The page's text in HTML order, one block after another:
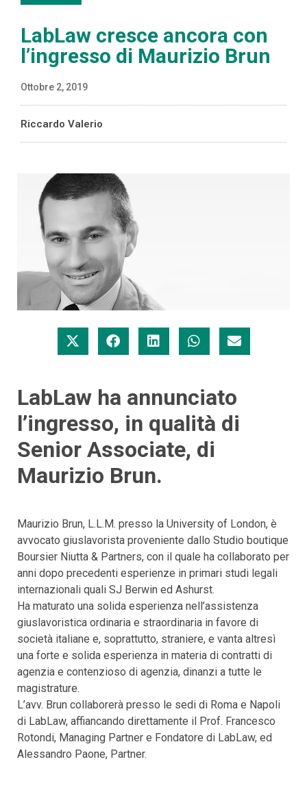
LabLaw cresce ancora con
l’ingresso di Maurizio Brun
Ottobre 2, 2019
Riccardo Valerio
LabLaw ha annunciato
l’ingresso, in qualità di
Senior Associate, di
Maurizio Brun.
Maurizio Brun, L.L.M. presso la University of London, è
avvocato giuslavorista proveniente dallo Studio boutique
Boursier Niutta & Partners, con il quale ha collaborato per
anni dopo precedenti esperienze in primari studi legali
internazionali quali SJ Berwin ed Ashurst.
Ha maturato una solida esperienza nell’assistenza
giuslavoristica ordinaria e straordinaria in favore di
società italiane e, soprattutto, straniere, e vanta altresì
una forte e solida esperienza in materia di contratti di
agenzia e contenzioso di agenzia, dinanzi a tutte le
magistrature.
L’avv. Brun collaborerà presso le sedi di Roma e Napoli
di LabLaw, affiancando direttamente il Prof. Francesco
Rotondi, Managing Partner e Fondatore di LabLaw, ed
Alessandro Paone, Partner.